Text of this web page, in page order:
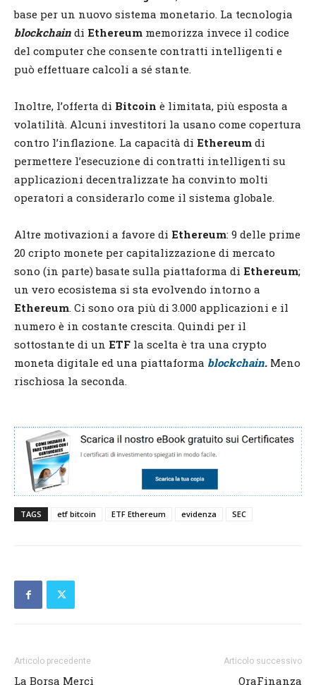
base per un nuovo sistema monetario. La tecnologia
blockchain di Ethereum memorizza invece il codice
del computer che consente contratti intelligenti e
può effettuare calcoli a sé stante.
Inoltre, l’offerta di Bitcoin è limitata, più esposta a
volatilità. Alcuni investitori la usano come copertura
contro l’inflazione. La capacità di Ethereum di
permettere l’esecuzione di contratti intelligenti su
applicazioni decentralizzate ha convinto molti
operatori a considerarlo come il sistema globale.
Altre motivazioni a favore di Ethereum: 9 delle prime
20 cripto monete per capitalizzazione di mercato
sono (in parte) basate sulla piattaforma di Ethereum;
un vero ecosistema si sta evolvendo intorno a
Ethereum. Ci sono ora più di 3.000 applicazioni e il
numero è in costante crescita. Quindi per il
sottostante di un ETF la scelta è tra una crypto
moneta digitale ed una piattaforma blockchain. Meno
rischiosa la seconda.
TAGS etf bitcoin ETF Ethereum evidenza SEC
Articolo precedente
La Borsa Merci
Articolo successivo
OraFinanza